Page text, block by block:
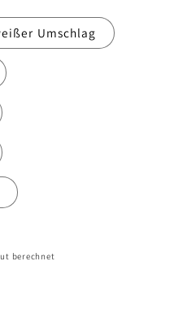
Umschlag
berechnet